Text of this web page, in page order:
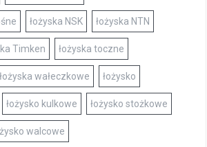
łożyska NSK łożyska NTN
Timken łożyska toczne
łożyska wałeczkowe łożysko
łożysko kulkowe łożysko stożkowe
walcowe